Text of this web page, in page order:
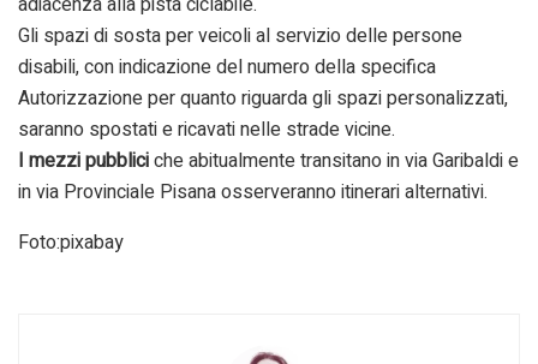
Gli spazi di sosta per veicoli al servizio delle persone
disabili, con indicazione del numero della specifica
Autorizzazione per quanto riguarda gli spazi personalizzati,
saranno spostati e ricavati nelle strade vicine.
I mezzi pubbliciche abitualmente transitano in via Garibaldi e
in via Provinciale Pisana osserveranno itinerari alternativi.
Foto:pixabay